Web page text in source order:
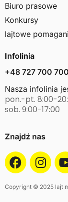
Biuro prasowe
Konkursy
lajtowe
Infolinia
+48 727 700 700
Nasza infolinia
pon.-pt. 8:00-
sob. 9:00-17:00
Znajdź nas
Copyright © 2025 lajt